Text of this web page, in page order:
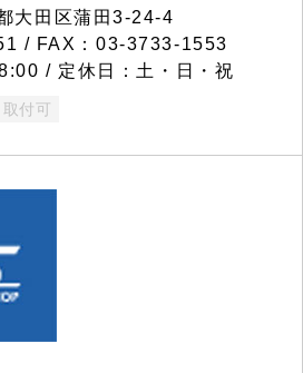
大田区蒲田3-24-4
/ FAX：03-3733-1553
/ 定休日：土・日・祝
付可